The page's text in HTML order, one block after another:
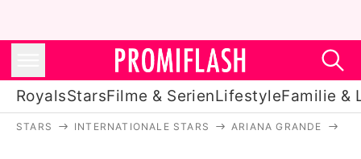
RoyalsStarsFilme & SerienLifestyleFamilie &
STARS INTERNATIONALE STARS ARIANA GRANDE